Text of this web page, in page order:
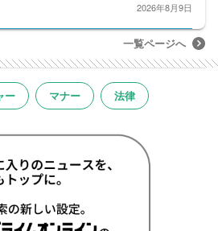
2026年8月9日
一覧ページへ
ー マナー 法律